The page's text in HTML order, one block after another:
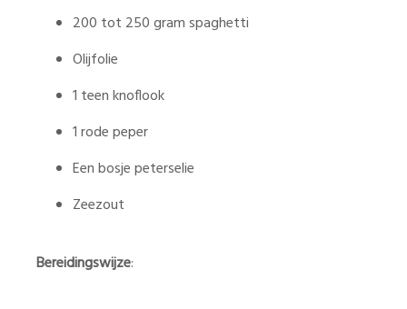
200 tot 250 gram spaghetti
Olijfolie
1 teen knoflook
1 rode peper
Een bosje peterselie
Zeezout
Bereidingswijze: